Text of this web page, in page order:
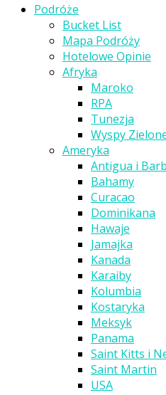
Podróże
Bucket List
Mapa Podróży
Hotelowe Opinie
Afryka
Maroko
RPA
Tunezja
Wyspy
Ameryka
Antigua i
Bahamy
Curacao
Dominikana
Hawaje
Jamajka
Kanada
Karaiby
Kolumbia
Kostaryka
Meksyk
Panama
Saint Kitts i
Saint Martin
USA